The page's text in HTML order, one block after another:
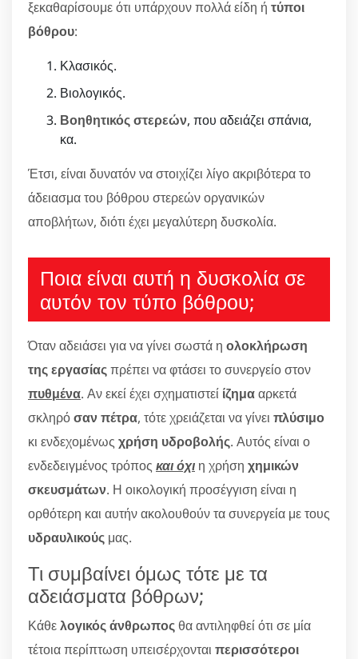
ξεκαθαρίσουμε ότι υπάρχουν πολλά είδη ή τύποι
βόθρου:
Κλασικός.
Βιολογικός.
Βοηθητικός στερεών, που αδειάζει σπάνια,
κα.
Έτσι, είναι δυνατόν να στοιχίζει λίγο ακριβότερα το
άδειασμα του βόθρου στερεών οργανικών
αποβλήτων, διότι έχει μεγαλύτερη δυσκολία.
Ποια είναι αυτή η δυσκολία σε
αυτόν τον τύπο βόθρου;
Όταν αδειάσει για να γίνει σωστά η ολοκλήρωση
της εργασίαςπρέπει να φτάσει το συνεργείο στον
πυθμένα. Αν εκεί έχει σχηματιστεί ίζημααρκετά
σκληρόσαν πέτρα, τότε χρειάζεται να γίνει πλύσιμο
κι ενδεχομένως χρήση υδροβολής. Αυτός είναι ο
ενδεδειγμένος τρόπος και όχι η χρήση χημικών
σκευσμάτων. Η οικολογική προσέγγιση είναι η
ορθότερη και αυτήν ακολουθούν τα συνεργεία με τους
υδραυλικούς μας.
Τι συμβαίνει όμως τότε με τα
αδειάσματα βόθρων;
Κάθελογικός άνθρωποςθα αντιληφθεί ότι σε μία
τέτοια περίπτωση υπεισέρχονται περισσότεροι